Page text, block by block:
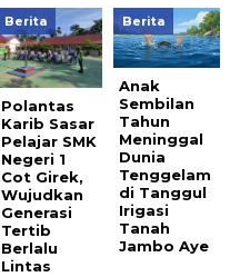
Berita
Polantas
Karib Sasar
Pelajar SMK
Negeri 1
Cot Girek,
Wujudkan
Generasi
Tertib
Berlalu
Lintas
Berita
Anak
Sembilan
Tahun
Meninggal
Dunia
Tenggelam
di Tanggul
Irigasi
Tanah
Jambo Aye